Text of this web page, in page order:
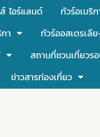
ไอร์แลนด์ ทัวร์อเมริ
า ทัวร์ออสเตรเลี
สถานที่ชวนเที่ยวร
ข่าวสารท่องเที่ยว